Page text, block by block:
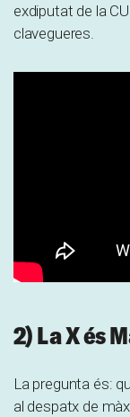
exdiputat de la
clavegueres.
2) La X és
La pregunta és:
al despatx de